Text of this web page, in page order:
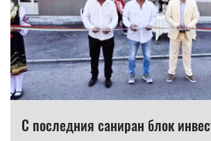
С последния саниран блок